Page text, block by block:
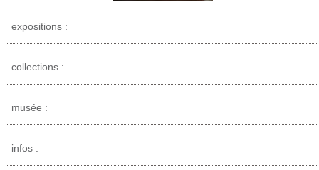
expositions :
collections :
musée :
infos :